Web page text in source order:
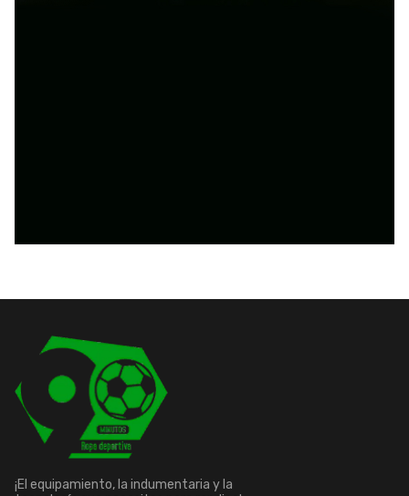
¡El equipamiento, la indumentaria y la